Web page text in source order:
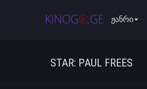
ჟანრი
STAR: PAUL FREES